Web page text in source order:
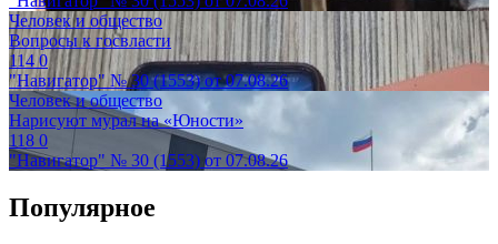
Человек и общество
Вопросы к госвласти
1140
"Навигатор" № 30 (1553) от 07.08.26
Человек и общество
Нарисуют мурал на «Юности»
118 0
"Навигатор" № 30 (1553) от 07.08.26
Популярное